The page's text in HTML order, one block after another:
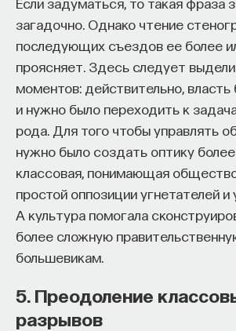
загадочно. Однако чтение
последующих съездов ее более
проясняет. Здесь следует
моментов: действительно, власть
и нужно было переходить к
рода. Для того чтобы управлять
нужно было создать оптику
классовая, понимающая
простой оппозиции угнетателей и
А культура помогала
более сложную
большевикам.
5. Преодоление
разрывов
он ускользнул в прошлое и его не
Итак, проповедуя фатализм,
быть фаталистами в отношении
но прошлого и настоящего. В
интерпретации стоического
пересмотреть некоторые из уже
стоических советов. Так, совет
«принимать происходящее таким,
есть» относится к тому, что есть
произошло, либо происходит
а не к тому, что будет. Иными
он советует принимать
поприветствовать гостя, пока тот
хороший человек Марка Аврелия